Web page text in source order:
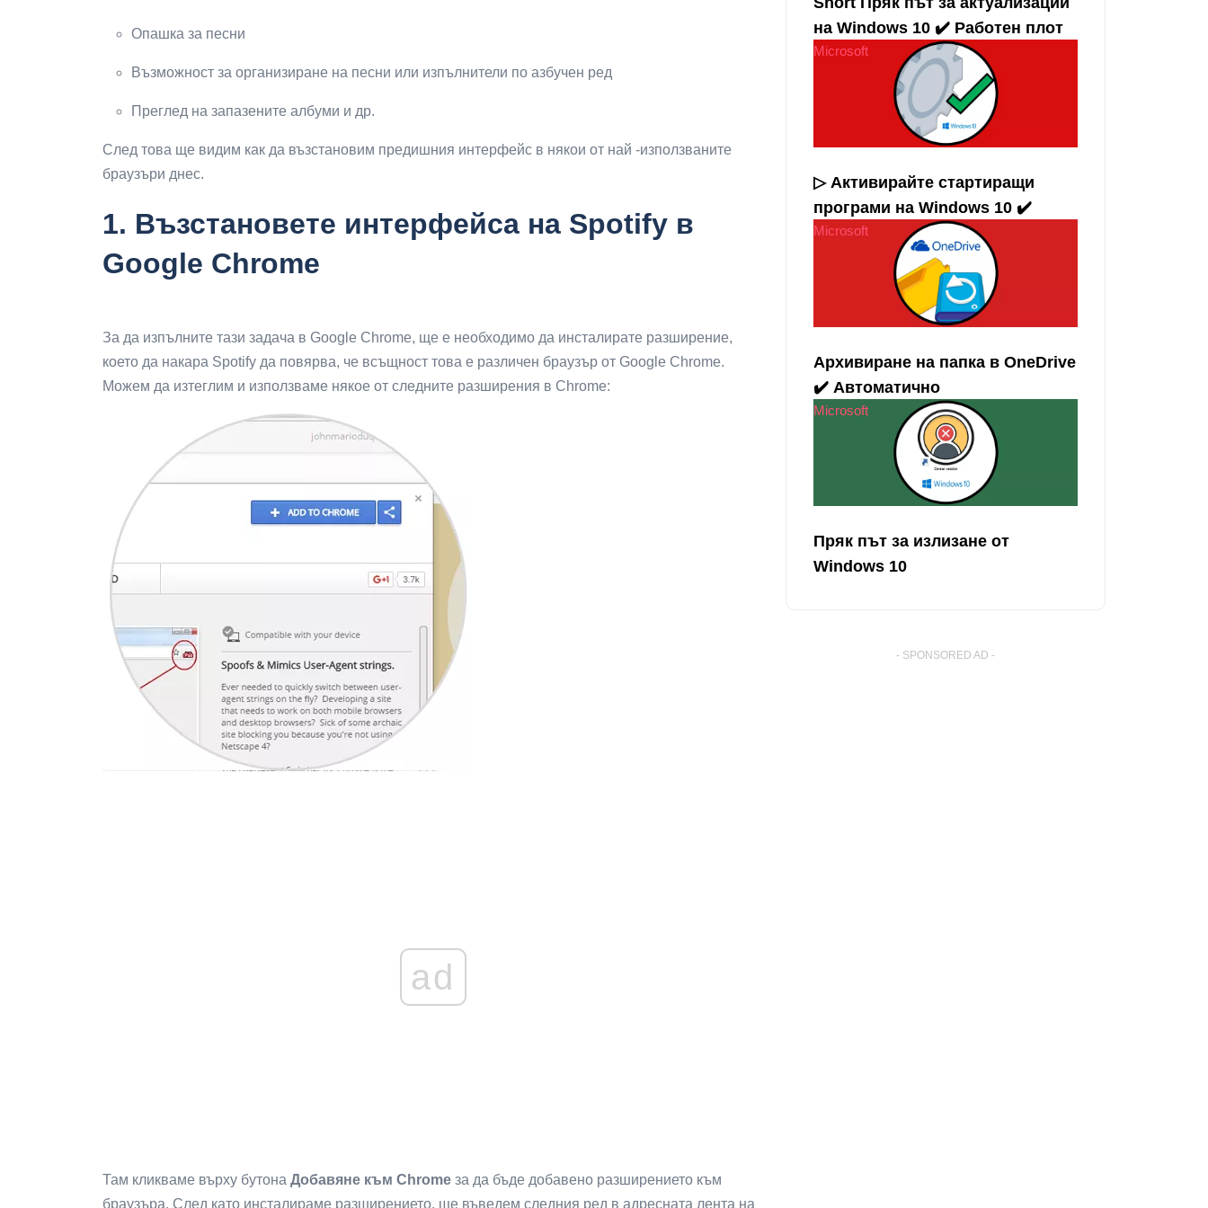
Опашка за песни
Възможност за организиране на песни или изпълнители по азбучен ред
Преглед на запазените албуми и др.
След това ще видим как да възстановим предишния интерфейс в някои от най -използваните
браузъри днес.
1. Възстановете интерфейса на Spotify в
Google Chrome
За да изпълните тази задача в Google Chrome, ще е необходимо да инсталирате разширение,
което да накара Spotify да повярва, че всъщност това е различен браузър от Google Chrome.
Можем да изтеглим и използваме някое от следните разширения в Chrome:
ad
Там кликваме върху бутона Добавяне към Chrome за да бъде добавено разширението към
браузъра. След като инсталираме разширението, ще въведем следния ред в адресната лента на
на Windows 10 ✔️ Работен плот
Microsoft
▷ Активирайте стартиращи
програми на Windows 10 ✔️
Microsoft
Архивиране на папка в OneDrive
✔️ Автоматично
Microsoft
Пряк път за излизане от
Windows 10
- SPONSORED AD -